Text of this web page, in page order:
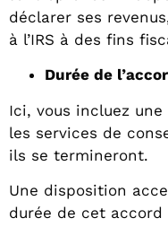
déclarer ses
à l’IRS à des fins
Durée de
Ici, vous incluez
les services de
ils se termineront.
Une disposition
durée de cet